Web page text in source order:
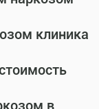
клиника
в